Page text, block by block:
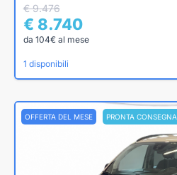
€ 9.476
€ 8.740
da 104€ al mese
1 disponibili
OFFERTA DEL MESE PRONTA CONSEGNA